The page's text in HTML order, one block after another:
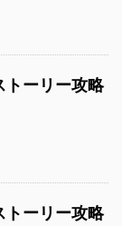
ーリー攻略
ーリー攻略